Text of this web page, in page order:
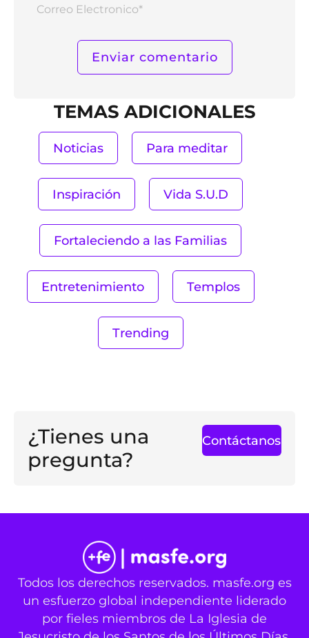
TEMAS ADICIONALES
Noticias Para meditar
Inspiración Vida S.U.D
Fortaleciendo a las Familias
Entretenimiento Templos
Trending
¿Tienes una
pregunta?
Contáctanos
Todos los derechos reservados. masfe.org es
un esfuerzo global independiente liderado
por fieles miembros de La Iglesia de